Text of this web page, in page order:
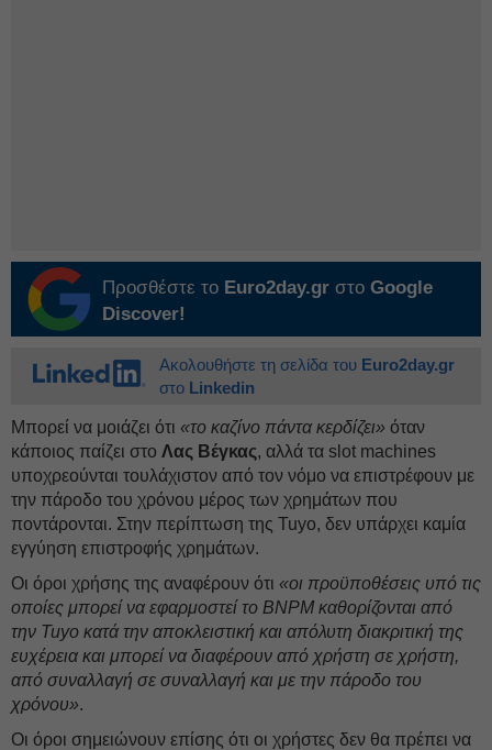
Προσθέστε το Euro2day.gr στο Google
Discover!
Ακολουθήστε τη σελίδα του Euro2day.gr
στο Linkedin
Μπορεί να μοιάζει ότι «το καζίνο πάντα κερδίζει» όταν
κάποιος παίζει στο Λας Βέγκας, αλλά τα slot machines
υποχρεούνται τουλάχιστον από τον νόμο να επιστρέφουν με
την πάροδο του χρόνου μέρος των χρημάτων που
ποντάρονται. Στην περίπτωση της Tuyo, δεν υπάρχει καμία
εγγύηση επιστροφής χρημάτων.
Οι όροι χρήσης της αναφέρουν ότι «οι προϋποθέσεις υπό τις
οποίες μπορεί να εφαρμοστεί το BNPM καθορίζονται από
την Tuyo κατά την αποκλειστική και απόλυτη διακριτική της
ευχέρεια και μπορεί να διαφέρουν από χρήστη σε χρήστη,
από συναλλαγή σε συναλλαγή και με την πάροδο του
χρόνου».
Οι όροι σημειώνουν επίσης ότι οι χρήστες δεν θα πρέπει να